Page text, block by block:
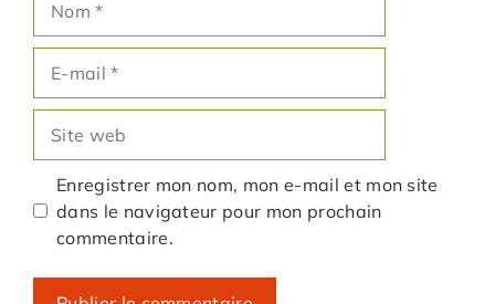
mail
web
Enregistrer mon nom, mon e-mail et mon site
dans le navigateur pour mon prochain
commentaire.